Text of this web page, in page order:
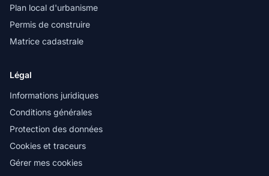
Plan local d'urbanisme
Permis de construire
Matrice cadastrale
Légal
Informations juridiques
Conditions générales
Protection des données
Cookies et traceurs
Gérer mes cookies